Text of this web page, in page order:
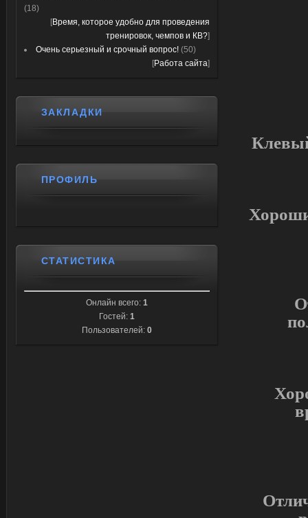
(18)
[Время, которое удобно для проведения
тренировок, чемпов и КВ?]
Очень серьезный и срочный вопрос! (50)
[Работа сайта]
ЗАКЛАДКИ
ПРОФИЛЬ
СТАТИСТИКА
Онлайн всего: 1
Гостей: 1
Пользователей: 0